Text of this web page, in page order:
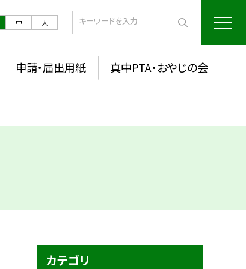
中 大
申請・届出用紙 真中PTA・おやじの会
カテゴリ